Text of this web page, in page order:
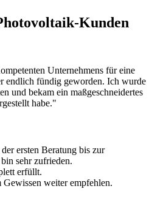
Kunden
Unternehmens für eine
endlich fündig geworden. Ich wurde
und bekam ein maßgeschneidertes
habe."
ersten Beratung bis zur
sehr zufrieden.
erfüllt.
weiter empfehlen.